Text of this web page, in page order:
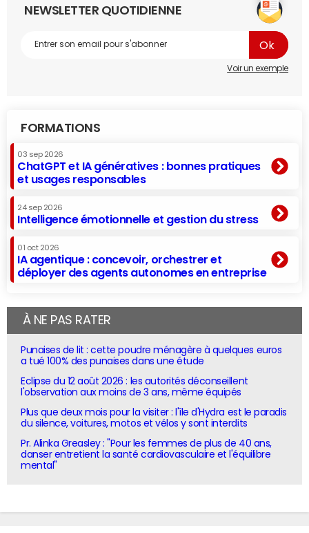
NEWSLETTER QUOTIDIENNE
Voir un exemple
FORMATIONS
03 sep 2026
ChatGPT et IA génératives : bonnes pratiques
et usages responsables
24 sep 2026
Intelligence émotionnelle et gestion du stress
01 oct 2026
IA agentique : concevoir, orchestrer et
déployer des agents autonomes en entreprise
À NE PAS RATER
Punaises de lit : cette poudre ménagère à quelques euros
a tué 100% des punaises dans une étude
Eclipse du 12 août 2026 : les autorités déconseillent
l'observation aux moins de 3 ans, même équipés
Plus que deux mois pour la visiter : l'île d'Hydra est le paradis
du silence, voitures, motos et vélos y sont interdits
Pr. Alinka Greasley : "Pour les femmes de plus de 40 ans,
danser entretient la santé cardiovasculaire et l'équilibre
mental"